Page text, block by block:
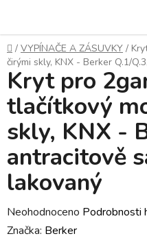
obsah
Domů
/ VYPÍNAČE A ZÁSUVKY /
čirými skly, KNX - Berker Q.1/
Kryt pro
tlačítkový
skly, KNX -
antracitově
lakovaný
Průměrné
hodnocení
Neohodnoceno Podrobnosti
Značka: Berker